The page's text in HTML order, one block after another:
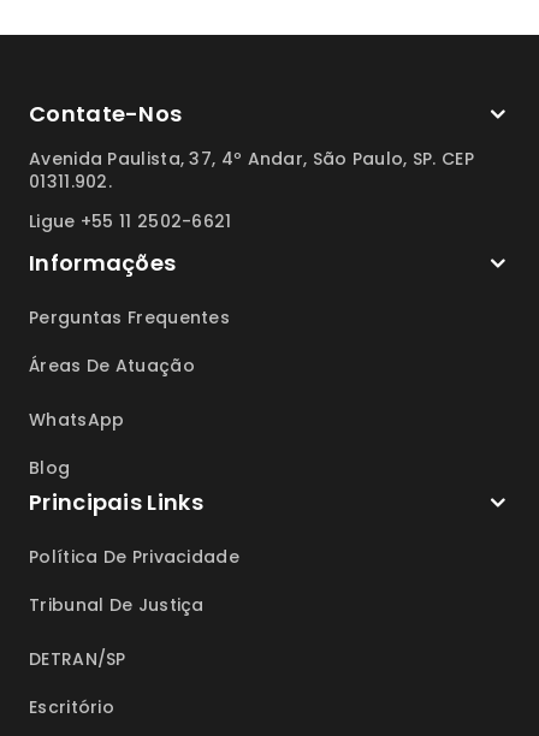
Contate-Nos
Avenida Paulista, 37, 4º Andar, São Paulo, SP. CEP
01311.902.
Ligue +55 11 2502-6621
Informações
Perguntas Frequentes
Áreas De Atuação
WhatsApp
Blog
Principais Links
Política De Privacidade
Tribunal De Justiça
DETRAN/SP
Escritório